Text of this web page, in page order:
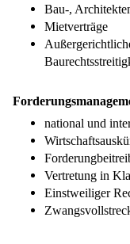
Bau-,
Mietverträge
national und
Vertretung in
Einstweiliger